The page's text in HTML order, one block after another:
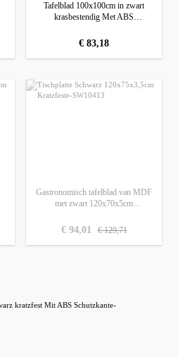
Tafelblad 100x100cm in zwart
krasbestendig Met ABS
normale prijs:
€ 83,18
Gastronomisch tafelblad van MDF
met zwart 120x70x5cm
verkoopprijs:
€ 94,01 normale prijs:
€ 129,71